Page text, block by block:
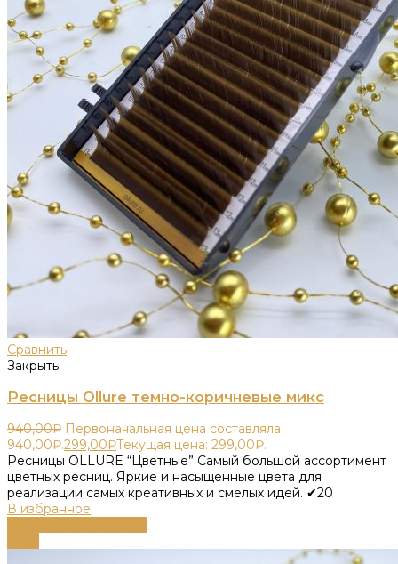
Сравнить
Закрыть
Ресницы Ollure темно-коричневые микс
940,00₽ Первоначальная цена составляла
940,00₽.299,00₽Текущая цена: 299,00₽.
Ресницы OLLURE “Цветные” Самый большой ассортимент
цветных ресниц. Яркие и насыщенные цвета для
реализации самых креативных и смелых идей. ✔20
В избранное